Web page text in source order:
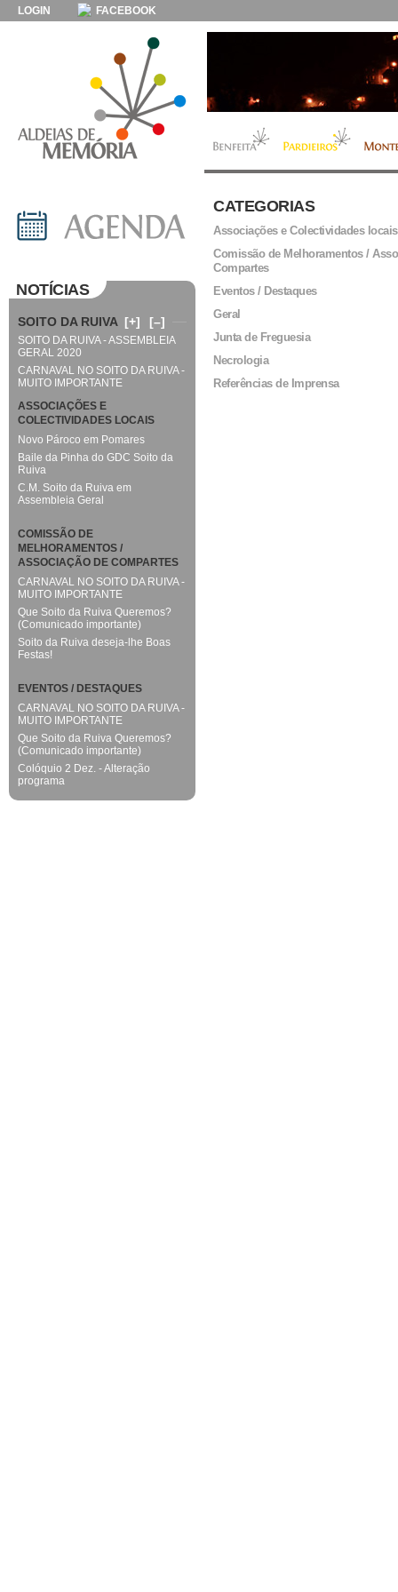
LOGIN FACEBOOK
CATEGORIAS
Associações e Colectividades locais
Comissão de Melhoramentos /
Compartes
Eventos / Destaques
Geral
Junta de Freguesia
Necrologia
Referências de Imprensa
NOTÍCIAS
SOITO DA RUIVA [+] [–]
SOITO DA RUIVA - ASSEMBLEIA
GERAL 2020
CARNAVAL NO SOITO DA RUIVA -
MUITO IMPORTANTE
ASSOCIAÇÕES E
COLECTIVIDADES LOCAIS
Novo Pároco em Pomares
Baile da Pinha do GDC Soito da
Ruiva
C.M. Soito da Ruiva em
Assembleia Geral
COMISSÃO DE
MELHORAMENTOS /
ASSOCIAÇÃO DE COMPARTES
CARNAVAL NO SOITO DA RUIVA -
MUITO IMPORTANTE
Que Soito da Ruiva Queremos?
(Comunicado importante)
Soito da Ruiva deseja-lhe Boas
Festas!
EVENTOS / DESTAQUES
CARNAVAL NO SOITO DA RUIVA -
MUITO IMPORTANTE
Que Soito da Ruiva Queremos?
(Comunicado importante)
Colóquio 2 Dez. - Alteração
programa